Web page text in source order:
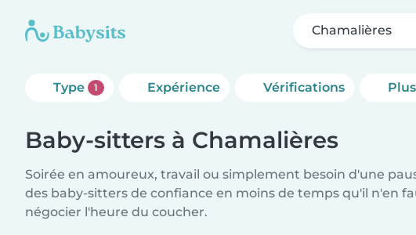
Chamalières
Type 1 Expérience Vérifications
Baby-sitters à Chamalières
Soirée en amoureux, travail ou simplement besoin d'une
des baby-sitters de confiance en moins de temps qu'il n'en
négocier l'heure du coucher.